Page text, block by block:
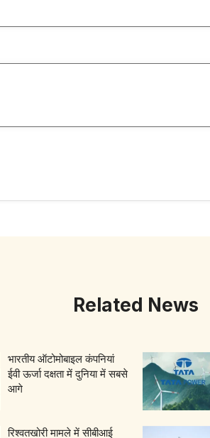
Related News
भारतीय ऑटोमोबाइल कंपनियां
ईवी ऊर्जा दक्षता में दुनिया में सबसे
आगे
रिश्वतखोरी मामले में सीबीआई